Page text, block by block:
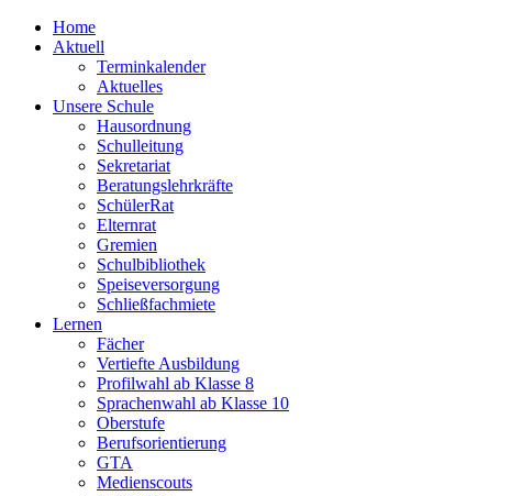
Home
Aktuell
Terminkalender
Aktuelles
Unsere Schule
Hausordnung
Schulleitung
Sekretariat
Beratungslehrkräfte
SchülerRat
Elternrat
Gremien
Schulbibliothek
Speiseversorgung
Schließfachmiete
Lernen
Fächer
Vertiefte Ausbildung
Profilwahl ab Klasse 8
Sprachenwahl ab Klasse 10
Oberstufe
Berufsorientierung
GTA
Medienscouts